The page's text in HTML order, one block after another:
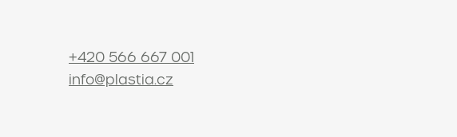
+420 566 667 001
info@plastia.cz